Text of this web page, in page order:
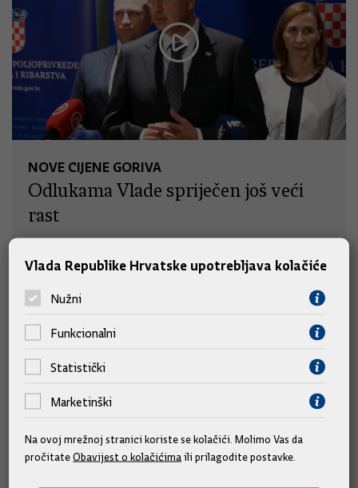
NOVE CIJENE GORIVA
Odlukama Vlade spriječen još veći
rast
Sjednice
Vlada Republike Hrvatske upotrebljava kolačiće
Nužni
Funkcionalni
Statistički
Marketinški
Na ovoj mrežnoj stranici koriste se kolačići. Molimo Vas da
pročitateObavijest o kolačićimaili prilagodite postavke.